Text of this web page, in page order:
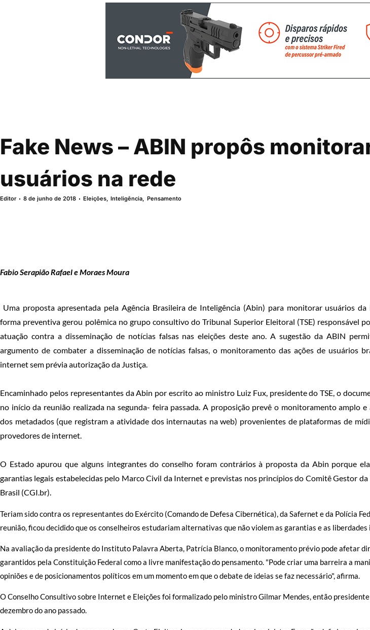
Fake News – ABIN propôs
usuários na rede
Editor 8 de junho de 2018 Eleições,Inteligência, Pensamento
Fabio Serapião Rafael e Moraes Moura
Uma proposta apresentada pela Agência Brasileira de Inteligência (Abin) para monitorar usuários
forma preventiva gerou polêmica no grupo consultivo do Tribunal Superior Eleitoral (TSE) responsável
atuação contra a disseminação de notícias falsas nas eleições deste ano. A sugestão da ABIN
argumento de combater a disseminação de notícias falsas, o monitoramento das ações de usuários
internet sem prévia autorização da Justiça.
Encaminhado pelos representantes da Abin por escrito ao ministro Luiz Fux, presidente do TSE, o
no início da reunião realizada na segunda- feira passada. A proposição prevê o monitoramento amplo e
dos metadados (que registram a atividade dos internautas na web) provenientes de plataformas de
provedores de internet.
O Estado apurou que alguns integrantes do conselho foram contrários à proposta da Abin porque
garantias legais estabelecidas pelo Marco Civil da Internet e previstas nos princípios do Comitê Gestor
Brasil (CGI.br).
Teriam sido contra os representantes do Exército (Comando de Defesa Cibernética), da Safernet e da Polícia
reunião, ficou decidido que os conselheiros estudariam alternativas que não violem as garantias e as liberdades
Na avaliação da presidente do Instituto Palavra Aberta, Patrícia Blanco, o monitoramento prévio pode afetar
garantidos pela Constituição Federal como a livre manifestação do pensamento. "Pode criar uma barreira a
opiniões e de posicionamentos políticos em um momento em que o debate de ideias se faz necessário", afirma.
O Conselho Consultivo sobre Internet e Eleições foi formalizado pelo ministro Gilmar Mendes, então presidente
dezembro do ano passado.